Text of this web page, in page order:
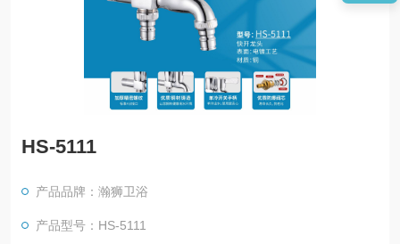
HS-5111
产品品牌：瀚狮卫浴
产品型号：HS-5111